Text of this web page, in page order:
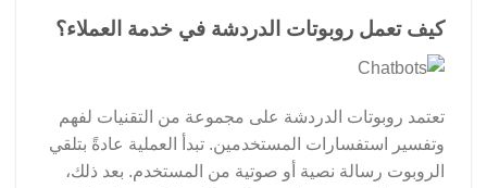
كيف تعمل روبوتات الدردشة في خدمة العملاء؟
تعتمد روبوتات الدردشة على مجموعة من التقنيات لفهم
وتفسير استفسارات المستخدمين. تبدأ العملية عادةً بتلقي
الروبوت رسالة نصية أو صوتية من المستخدم. بعد ذلك،